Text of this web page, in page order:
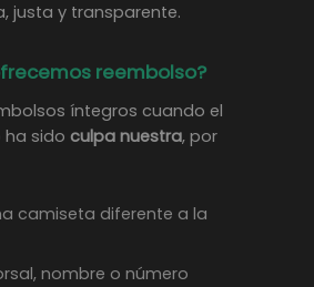
justa y transparente.
reembolso?
íntegros cuando el
ha sido culpa nuestra, por
camiseta diferente a la
nombre o número